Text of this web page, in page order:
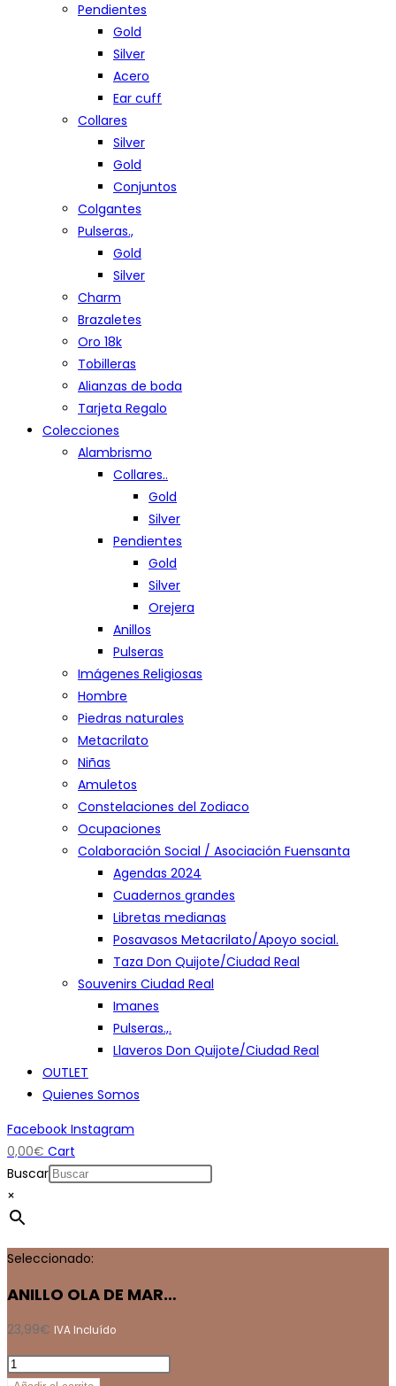
Pendientes
Gold
Silver
Acero
Ear cuff
Collares
Silver
Gold
Conjuntos
Colgantes
Pulseras.,
Gold
Silver
Charm
Brazaletes
Oro 18k
Tobilleras
Alianzas de boda
Tarjeta Regalo
Colecciones
Alambrismo
Collares..
Gold
Silver
Pendientes
Gold
Silver
Orejera
Anillos
Pulseras
Imágenes Religiosas
Hombre
Piedras naturales
Metacrilato
Niñas
Amuletos
Constelaciones del Zodiaco
Ocupaciones
Colaboración Social / Asociación Fuensanta
Agendas 2024
Cuadernos grandes
Libretas medianas
Posavasos Metacrilato/Apoyo social.
Taza Don Quijote/Ciudad Real
Souvenirs Ciudad Real
Imanes
Pulseras.,.
Llaveros Don Quijote/Ciudad Real
OUTLET
Quienes Somos
Facebook Instagram
0,00€ Cart
Buscar
×
Seleccionado:
ANILLO OLA DE MAR…
23,99€ IVA Incluído
ANILLO